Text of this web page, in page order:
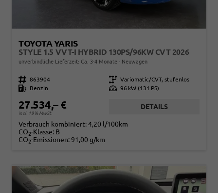
TOYOTA YARIS
STYLE 1.5 VVT-I HYBRID 130PS/96KW CVT 2026
unverbindliche Lieferzeit: Ca. 3-4 Monate Neuwagen
Fahrzeugnr. 863904 Getriebe Variomatic/CVT, stufenlos
Kraftstoff
Benzin Leistung 96 kW (131 PS)
27.534,– €
incl. 19% MwSt.
DETAILS
Verbrauch kombiniert:4,20 l/100km
CO2-Klasse: B
CO2-Emissionen: 91,00 g/km